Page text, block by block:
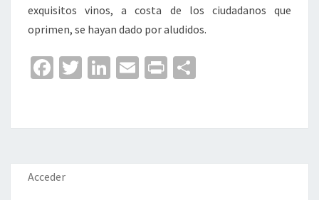
exquisitos vinos, a costa de los ciudadanos que
oprimen, se hayan dado por aludidos.
Fa
o
o
k
T
er
Li
dI
n
E
l
Pr
p
ar
Acceder